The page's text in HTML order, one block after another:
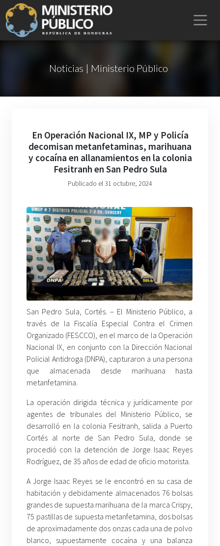
Noticias | Ministerio Público
En Operación Nacional IX, MP y Policía
decomisan metanfetaminas, marihuana
y cocaína en allanamientos en la colonia
Fesitranh en San Pedro Sula
Publicado el 31 octubre, 2024
San Pedro Sula, Cortés. – El Ministerio Público, a
través de la Fiscalía Especial Contra el Crimen
Organizado (FESCCO), en el marco de la Operación
Nacional IX, en conjunto con la Dirección Nacional
Policial Antidroga (DNPA), capturaron a una persona
que almacenada desde marihuana hasta
metanfetamina.
La operación dirigida técnica y jurídicamente por
agentes de tribunales del Ministerio Público, se
desarrolló en la colonia Fesitranh, salida a Puerto
Cortés al norte de San Pedro Sula, donde se
procedió con la detención de Jorge Isaac Reyes
Rodríguez, de 35 años de edad de oficio motorista.
A Jorge Isaac Reyes se le encontró en su casa de
habitación y debidamente almacenados 76 bolsas
grandes de supuesta marihuana de la marca Crispy,
75 pastillas de supuesta metanfetamina, dos bolsas
de aproximadamente dos onzas cada una de polvo
blanco, supuestamente cocaína y una balanza